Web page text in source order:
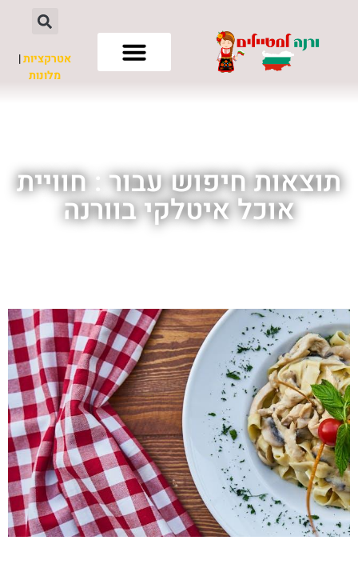
אטרקציות|
מלונות
תוצאות חיפוש עבור : חוויית
אוכל איטלקי בוורנה